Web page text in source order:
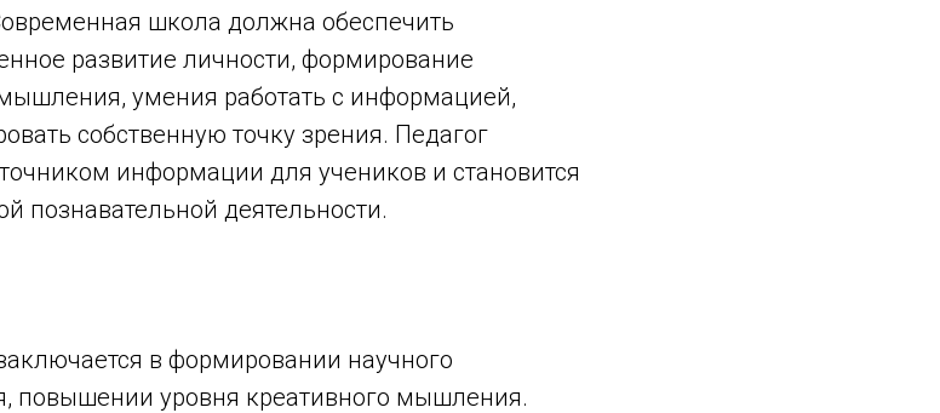
школа должна обеспечить
развитие личности, формирование
умения работать с информацией,
собственную точку зрения. Педагог
информации для учеников и становится
познавательной деятельности.
в формировании научного
повышении уровня креативного мышления.